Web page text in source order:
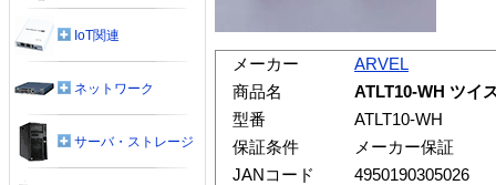
メーカー
ARVEL
商品名
ATLT10-WH ツイ
型番
ATLT10-WH
保証条件
メーカー保証
JANコード
4950190305026
IoT関連
ネットワーク
サーバ・ストレージ